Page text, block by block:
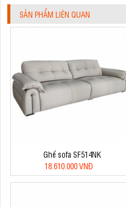
SẢN PHẨM LIÊN QUAN
Ghế sofa SF514NK
18.610.000 VNĐ